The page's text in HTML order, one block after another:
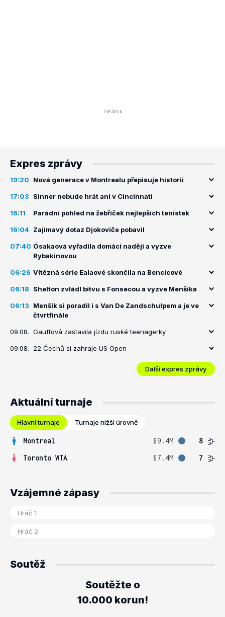
Expres zprávy
19:20 Nová generace v Montrealu přepisuje historii
17:03 Sinner nebude hrát ani v Cincinnati
16:11 Parádní pohled na žebříček nejlepších tenistek
16:04 Zajímavý dotaz Djokoviče pobavil
07:40 Ósakaová vyřadila domácí naději a vyzve
Rybakinovou
06:26 Vítězná série Ealaové skončila na Bencicové
06:18 Shelton zvládl bitvu s Fonsecou a vyzve Menšíka
06:13
Menšík si poradil i s Van De Zandschulpem a je ve
čtvrtfinále
09.08. Gauffová zastavila jízdu ruské teenagerky
09.08. 22 Čechů si zahraje US Open
Další expres zprávy
Aktuální turnaje
Hlavní turnaje Turnaje nižší úrovně
Montreal $9.4M
8
Toronto WTA
$7.4M 7
Vzájemné zápasy
Soutěž
Soutěžte o
10.000 korun!